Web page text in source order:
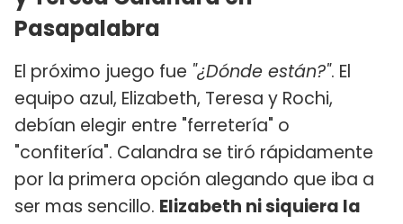
Pasapalabra
El próximo juego fue "¿Dónde están?". El
equipo azul, Elizabeth, Teresa y Rochi,
debían elegir entre "ferretería" o
"confitería". Calandra se tiró rápidamente
por la primera opción alegando que iba a
ser mas sencillo. Elizabeth ni siquiera la